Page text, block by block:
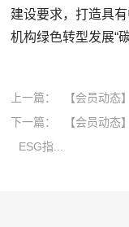
建设要求，打造具
机构绿色转型发展“
上一篇：
【会员动
下一篇：
【会员动态
ESG指...